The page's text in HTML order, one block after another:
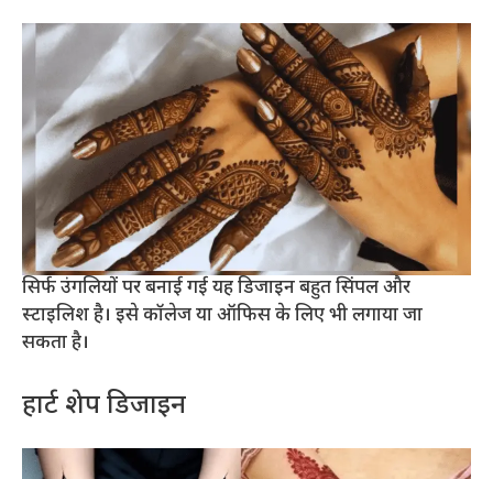
सिर्फ उंगलियों पर बनाई गई यह डिजाइन बहुत सिंपल और
स्टाइलिश है। इसे कॉलेज या ऑफिस के लिए भी लगाया जा
सकता है।
हार्ट शेप डिजाइन